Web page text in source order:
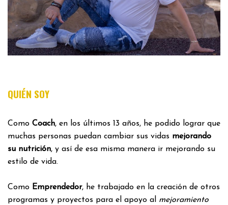
QUIÉN SOY
Como Coach, en los últimos 13 años, he podido lograr que
muchas personas puedan cambiar sus vidas mejorando
su nutrición, y así de esa misma manera ir mejorando su
estilo de vida.
Como Emprendedor, he trabajado en la creación de otros
programas y proyectos para el apoyo al mejoramiento